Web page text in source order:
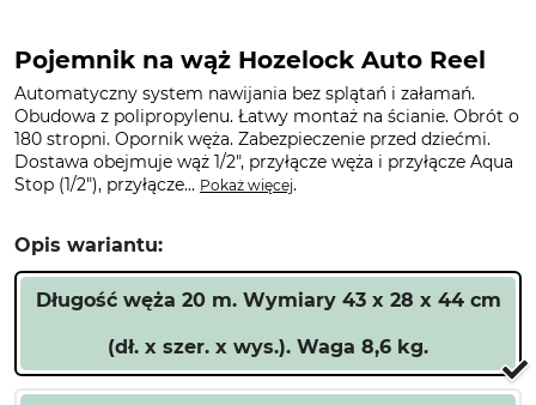
Pojemnik na wąż Hozelock Auto Reel
Automatyczny system nawijania bez splątań i załamań.
Obudowa z polipropylenu. Łatwy montaż na ścianie. Obrót o
180 stropni. Opornik węża. Zabezpieczenie przed dziećmi.
Dostawa obejmuje wąż 1/2", przyłącze węża i przyłącze Aqua
Stop (1/2"), przyłącze... Pokaż więcej.
Opis wariantu:
Długość węża 20 m. Wymiary 43 x 28 x 44 cm
(dł. x szer. x wys.). Waga 8,6 kg.